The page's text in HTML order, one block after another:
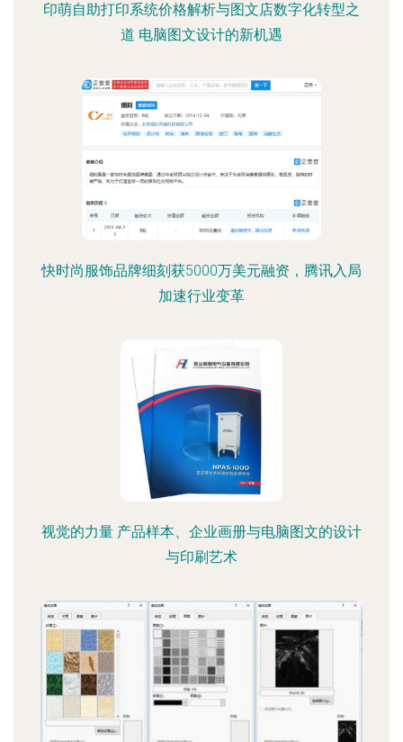
印萌自助打印系统价格解析与图文店数字化转型之
道 电脑图文设计的新机遇
快时尚服饰品牌细刻获5000万美元融资，腾讯入局
加速行业变革
视觉的力量 产品样本、企业画册与电脑图文的设计
与印刷艺术